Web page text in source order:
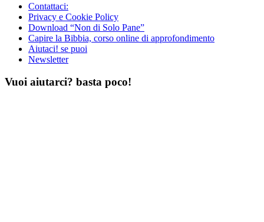
Contattaci:
Privacy e Cookie Policy
Download “Non di Solo Pane”
Capire la Bibbia, corso online di approfondimento
Aiutaci! se puoi
Newsletter
Vuoi aiutarci? basta poco!